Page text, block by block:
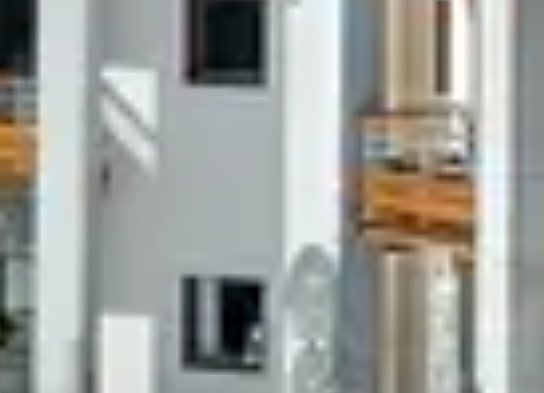
équipes Belambra.
journée en douceur.
parents se détendent.